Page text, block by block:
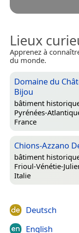
Lieux
Apprenez à
du monde.
Domaine du
Bijou
bâtiment
Pyrénées-
France
Chions-Azzano
bâtiment
Frioul-Vénétie-
Italie
Deutsch
English